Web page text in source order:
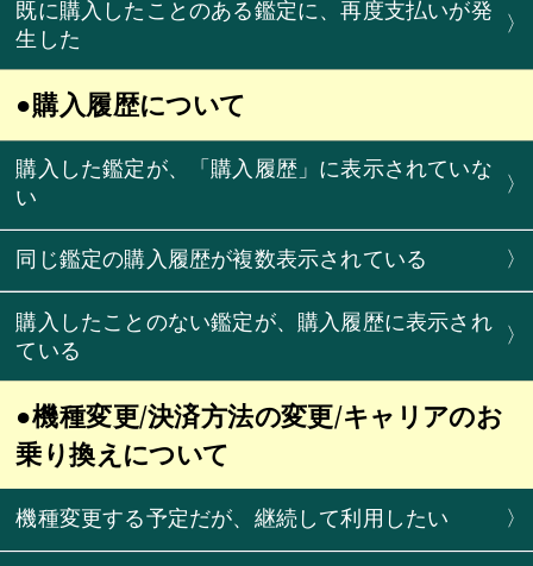
既に購入したことのある鑑定に、再度支払いが発
生した
〉
●購入履歴について
購入した鑑定が、「購入履歴」に表示されていな
い
〉
同じ鑑定の購入履歴が複数表示されている 〉
購入したことのない鑑定が、購入履歴に表示され
ている
〉
●機種変更/決済方法の変更/キャリアのお
乗り換えについて
機種変更する予定だが、継続して利用したい 〉